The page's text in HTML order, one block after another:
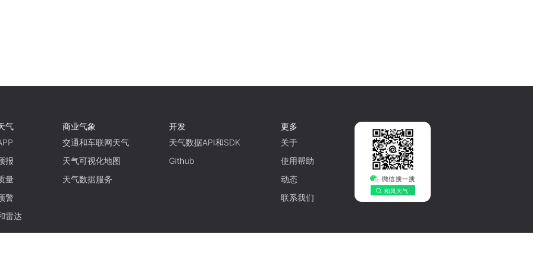
气
报
量
警
雷达
商业气象
交通和车联网天气
天气可视化地图
天气数据服务
开发
天气数据API和SDK
Github
更多
关于
使用帮助
动态
联系我们